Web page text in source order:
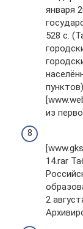
января
528 с.
из
14.rar
2